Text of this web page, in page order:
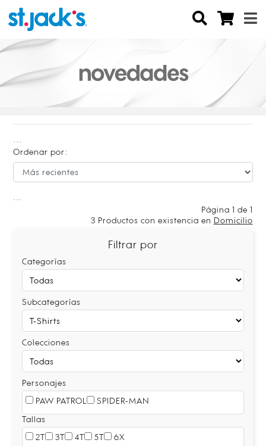
Ordenar por:
Página 1 de 1
3 Productos con existencia en Domicilio
Filtrar por
Categorías
Subcategorías
Colecciones
Personajes
PAW PATROL
SPIDER-MAN
Tallas
2T
3T 4T 5T 6X